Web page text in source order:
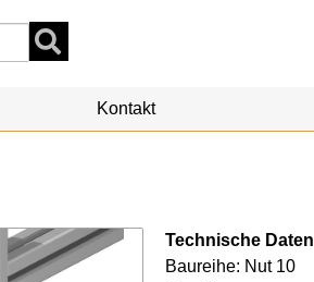
Kontakt
Technische Daten
Baureihe: Nut 10